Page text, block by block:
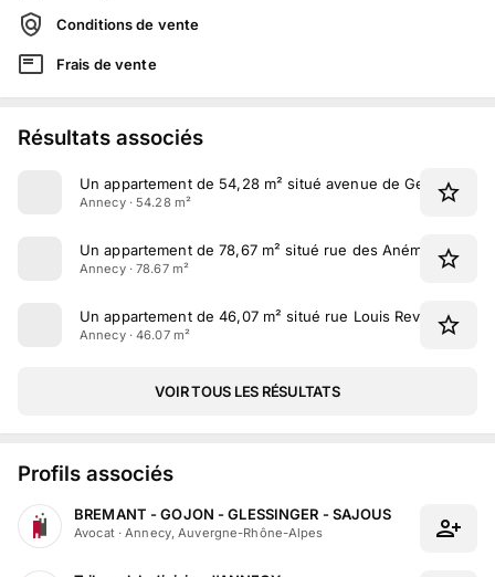
Conditions de vente
Frais de vente
Résultats associés
Un appartement de 54,28 m² situé avenue de Genève à
Annecy · 54.28 m²
Un appartement de 78,67 m² situé rue des Anémones à
Annecy · 78.67 m²
Un appartement de 46,07 m² situé rue Louis Revon à
Annecy · 46.07 m²
VOIR TOUS LES RÉSULTATS
Profils associés
BREMANT - GOJON - GLESSINGER - SAJOUS
Avocat·Annecy, Auvergne-Rhône-Alpes